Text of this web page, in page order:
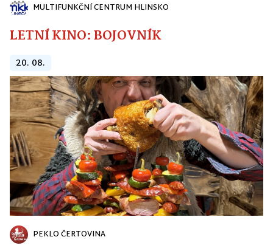
MULTIFUNKČNÍ CENTRUM HLINSKO
LETNÍ KINO: BOJOVNÍK
20. 08.
PEKLO ČERTOVINA